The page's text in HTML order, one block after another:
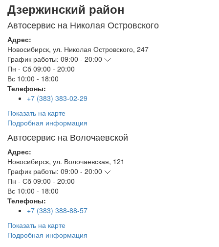
Дзержинский район
Автосервис на Николая Островского
Адрес:
Новосибирск, ул. Николая Островского, 247
График работы: 09:00 - 20:00
Пн - Сб 09:00 - 20:00
Вс 10:00 - 18:00
Телефоны:
+7 (383) 383-02-29
Показать на карте
Подробная информация
Автосервис на Волочаевской
Адрес:
Новосибирск, ул. Волочаевская, 121
График работы: 09:00 - 20:00
Пн - Сб 09:00 - 20:00
Вс 10:00 - 18:00
Телефоны:
+7 (383) 388-88-57
Показать на карте
Подробная информация